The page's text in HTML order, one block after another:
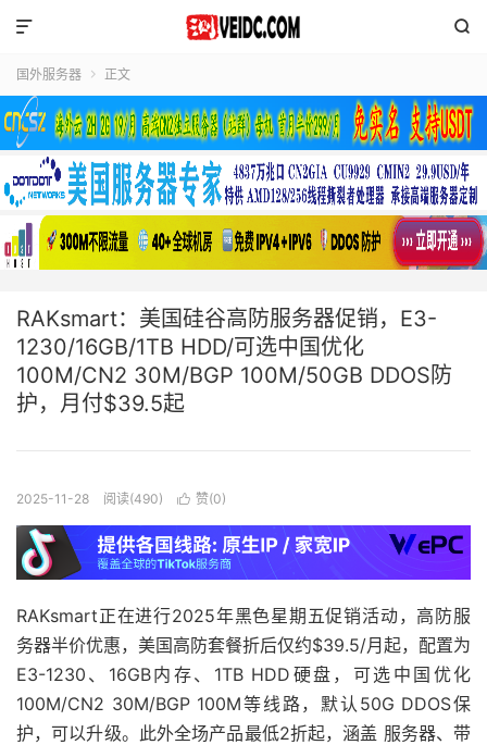


国外服务器  正文
RAKsmart：美国硅谷高防服务器促销，E3-
1230/16GB/1TB HDD/可选中国优化
100M/CN2 30M/BGP 100M/50GB DDOS防
护，月付$39.5起
2025-11-28 阅读(490)  赞(0)
RAKsmart正在进行2025年黑色星期五促销活动，高防服
务器半价优惠，美国高防套餐折后仅约$39.5/月起，配置为
E3-1230、16GB内存、1TB HDD硬盘，可选中国优化
100M/CN2 30M/BGP 100M等线路，默认50G DDOS保
护，可以升级。此外全场产品最低2折起，涵盖 服务器、带